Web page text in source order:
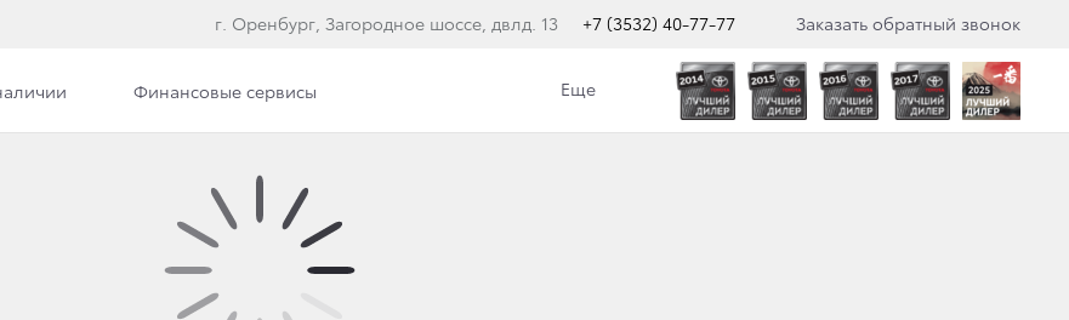
г. Оренбург, Загородное шоссе, двлд. 13 +7 (3532) 40-77-77 Заказать обратный звонок
Финансовые сервисы Еще